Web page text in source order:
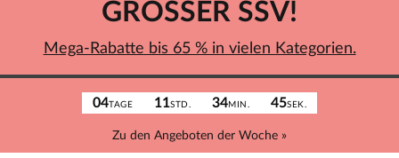
04TAGE 11STD. 34MIN. 45SEK.
Zu den Angeboten der Woche »
GROSSER SSV!
Mega-Rabatte bis 65 % in vielen Kategorien.